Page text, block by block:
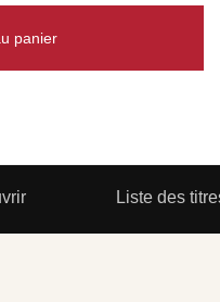
panier
Liste des